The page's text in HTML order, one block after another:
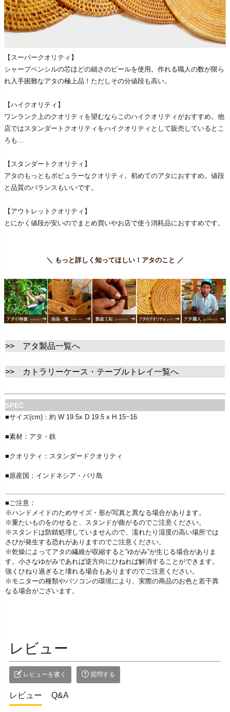
【スーパークオリティ】
シャープペンシルの芯ほどの細さのピールを使用。作れる職人の数が限ら
れ入手困難なアタの極上品！ただしその分値段も高い。
【ハイクオリティ】
ワンランク上のクオリティを望むならこのハイクオリティがおすすめ。他
店ではスタンダートクオリティをハイクオリティとして販売しているとこ
ろも…
【スタンダートクオリティ】
アタのもっともポピュラーなクオリティ。初めてのアタにおすすめ。値段
と品質のバランスもいいです。
【アウトレットクオリティ】
とにかく値段が安いのでまとめ買いやお店で使う消耗品におすすめです。
＼ もっと詳しく知ってほしい！アタのこと ／
>> アタ製品一覧へ
>> カトラリーケース・テーブルトレイ一覧へ
SPEC
■サイズ(cm)：約 W 19.5x D 19.5 x H 15~16
■素材：アタ・鉄
■クオリティ：スタンダードクオリティ
■原産国：インドネシア・バリ島
■ご注意：
※ハンドメイドのためサイズ・形が写真と異なる場合があります。
※重たいものをのせると、スタンドが曲がるのでご注意ください。
※スタンドは防錆処理していませんので、濡れたり湿度の高い場所では
さびが発生する恐れがありますのでご注意ください。
※乾燥によってアタの繊維が収縮すると”ゆがみ”が生じる場合がありま
す。小さなゆがみであれば逆方向にひねれば解消することができます。
強くひねり過ぎると壊れる場合もありますのでご注意ください。
※モニターの種類やパソコンの環境により、実際の商品のお色と若干異
なる場合がございます。
レビュー
レビューを書く 質問する
レビュー Q&A